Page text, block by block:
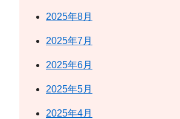
2025年8月
2025年7月
2025年6月
2025年5月
2025年4月